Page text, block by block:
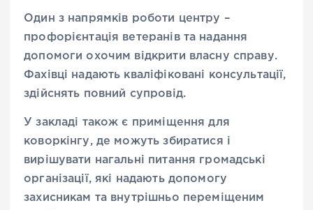
Один з напрямків роботи центру –
профорієнтація ветеранів та надання
допомоги охочим відкрити власну справу.
Фахівці надають кваліфіковані консультації,
здійснять повний супровід.
У закладі також є приміщення для
коворкінгу, де можуть збиратися і
вирішувати нагальні питання громадські
організації, які надають допомогу
захисникам та внутрішньо переміщеним